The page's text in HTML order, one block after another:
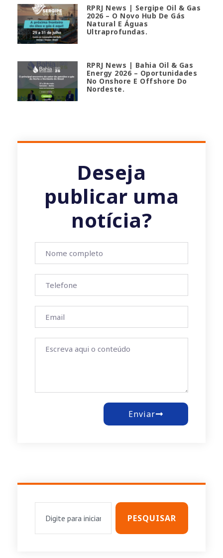
RPRJ News | Sergipe Oil & Gas
2026 – O Novo Hub De Gás
Natural E Águas
Ultraprofundas.
RPRJ News | Bahia Oil & Gas
Energy 2026 – Oportunidades
No Onshore E Offshore Do
Nordeste.
Deseja
publicar uma
notícia?
Enviar
PESQUISAR